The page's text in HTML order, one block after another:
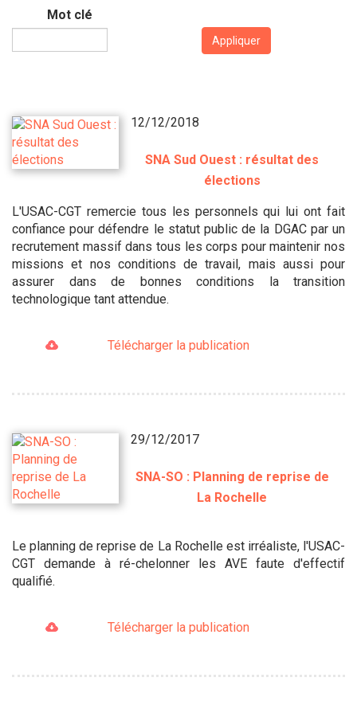
Mot clé
Appliquer
12/12/2018
SNA Sud Ouest : résultat des
élections
L'USAC-CGT remercie tous les personnels qui lui ont fait
confiance pour défendre le statut public de la DGAC par un
recrutement massif dans tous les corps pour maintenir nos
missions et nos conditions de travail, mais aussi pour
assurer dans de bonnes conditions la transition
technologique tant attendue.
Télécharger la publication
29/12/2017
SNA-SO : Planning de reprise de
La Rochelle
Le planning de reprise de La Rochelle est irréaliste, l'USAC-
CGT demande à ré-chelonner les AVE faute d'effectif
qualifié.
Télécharger la publication